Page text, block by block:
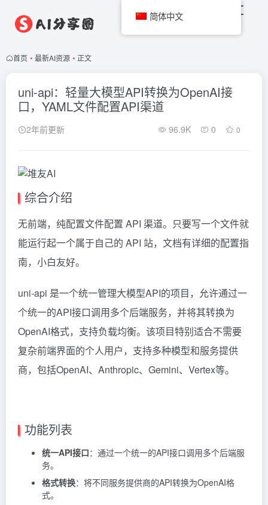
首页 • 最新AI资源 • 正文
uni-api：轻量大模型API转换为OpenAI接
口，YAML文件配置API渠道
2年前更新 96.9K 0 0
综合介绍
无前端，纯配置文件配置 API 渠道。只要写一个文件就
能运行起一个属于自己的 API 站，文档有详细的配置指
南，小白友好。
uni-api 是一个统一管理大模型API的项目，允许通过一
个统一的API接口调用多个后端服务，并将其转换为
OpenAI格式，支持负载均衡。该项目特别适合不需要
复杂前端界面的个人用户，支持多种模型和服务提供
商，包括OpenAI、Anthropic、Gemini、Vertex等。
功能列表
统一API接口：通过一个统一的API接口调用多个后端服
务。
格式转换：将不同服务提供商的API转换为OpenAI格
式。
简体中文